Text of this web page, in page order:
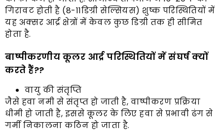
गिरावट होती है (8-11डिग्री सेल्सियस) शुष्क परिस्थितियों में
यह अक्सर आर्द्र क्षेत्रों में केवल कुछ डिग्री तक ही सीमित
होता है.
बाष्पीकरणीय कूलर आर्द्र परिस्थितियों में संघर्ष क्यों
करते हैं??
वायु की संतृप्ति
जैसे हवा नमी से संतृप्त हो जाती है, वाष्पीकरण प्रक्रिया
धीमी हो जाती है, इससे कूलर के लिए हवा से प्रभावी ढंग से
गर्मी निकालना कठिन हो जाता है.